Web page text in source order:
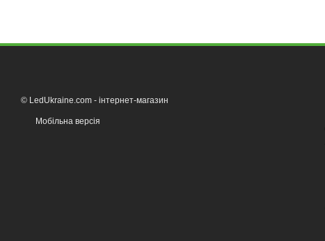
© LedUkraine.com - інтернет-магазин
Мобільна версія